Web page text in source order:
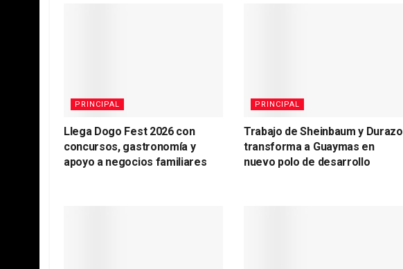
PRINCIPAL
Llega Dogo Fest 2026 con
concursos, gastronomía y
apoyo a negocios familiares
PRINCIPAL
Trabajo de Sheinbaum y Durazo
transforma a Guaymas en
nuevo polo de desarrollo